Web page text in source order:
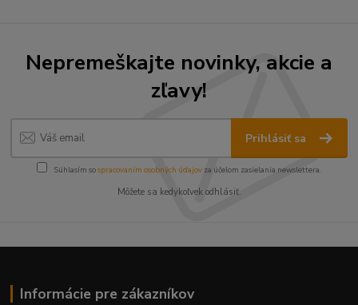
Nepremeškajte novinky, akcie a
zľavy!
Prihlásiť sa
Súhlasím sospracovaním osobných údajov za účelom zasielania newslettera.
Môžete sa kedykoľvek odhlásiť.
Informácie pre zákazníkov